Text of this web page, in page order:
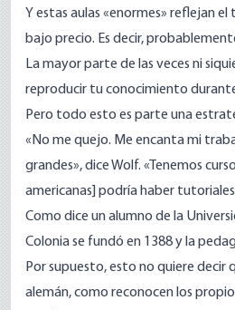
Y estas aulas «enormes» reflejan
bajo precio. Es decir,
La mayor parte de las veces ni
reproducir tu conocimiento
Pero todo esto es parte una
«No me quejo. Me encanta mi
grandes», dice Wolf. «Tenemos
americanas] podría haber
Como dice un alumno de la
Colonia se fundó en 1388 y la
Por supuesto, esto no quiere decir
alemán, como reconocen los